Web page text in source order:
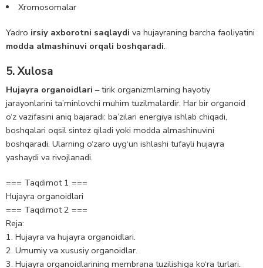
Xromosomalar
Yadro irsiy axborotni saqlaydi va hujayraning barcha faoliyatini
modda almashinuvi orqali boshqaradi.
5. Xulosa
Hujayra organoidlari – tirik organizmlarning hayotiy
jarayonlarini ta’minlovchi muhim tuzilmalardir. Har bir organoid
o‘z vazifasini aniq bajaradi: ba’zilari energiya ishlab chiqadi,
boshqalari oqsil sintez qiladi yoki modda almashinuvini
boshqaradi. Ularning o‘zaro uyg‘un ishlashi tufayli hujayra
yashaydi va rivojlanadi.
=== Taqdimot 1 ===
Hujayra organoidlari
=== Taqdimot 2 ===
Reja:
1. Hujayra va hujayra organoidlari.
2. Umumiy va xususiy organoidlar.
3. Hujayra organoidlarining membrana tuzilishiga ko‘ra turlari.